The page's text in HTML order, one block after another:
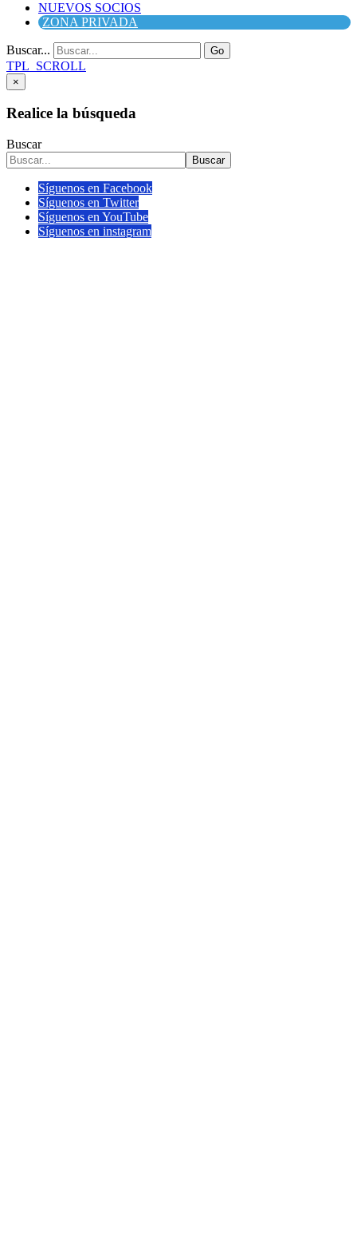
NUEVOS SOCIOS
ZONA PRIVADA
Buscar... Go
TPL_SCROLL
×
Realice la búsqueda
Buscar
Buscar
Síguenos en Facebook
Síguenos en Twitter
Síguenos en YouTube
Síguenos en instagram